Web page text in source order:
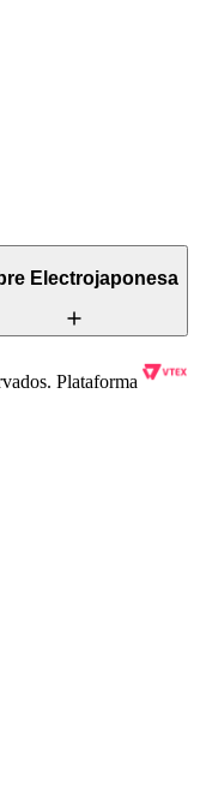
Electrojaponesa
Plataforma